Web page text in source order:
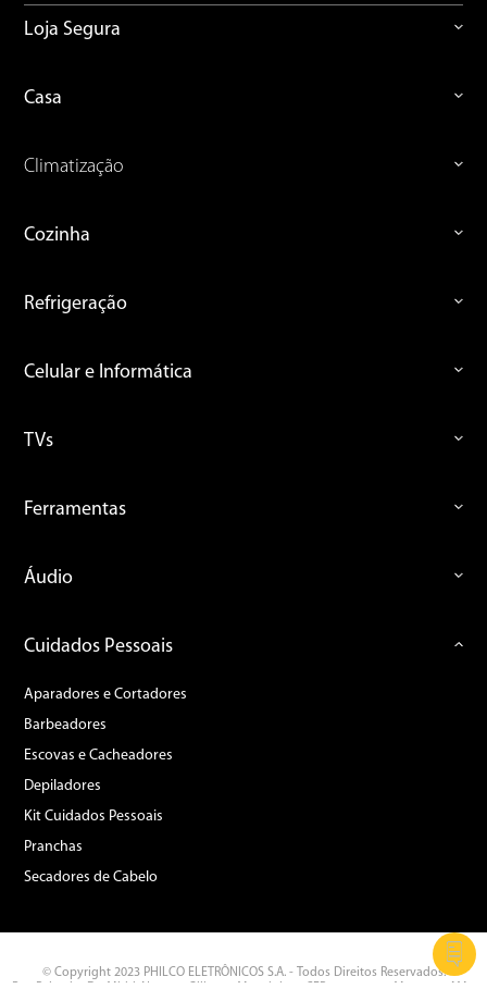
Loja Segura
Casa
Climatização
Cozinha
Refrigeração
Celular e Informática
TVs
Ferramentas
Áudio
Cuidados Pessoais
Aparadores e Cortadores
Barbeadores
Escovas e Cacheadores
Depiladores
Kit Cuidados Pessoais
Pranchas
Secadores de Cabelo
© Copyright 2023 PHILCO ELETRÔNICOS S.A. - Todos Direitos Reservados.